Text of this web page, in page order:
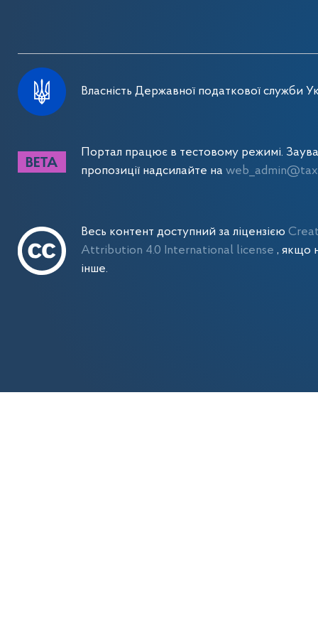
Власність Державної податкової служби
Портал працює в тестовому режимі.
пропозиції надсилайте на
Весь контент доступний за ліцензією
Attribution 4.0 International license, якщо
інше.